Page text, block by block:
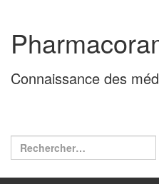
contenu
menu
principal
Connaissance des
Rechercher :